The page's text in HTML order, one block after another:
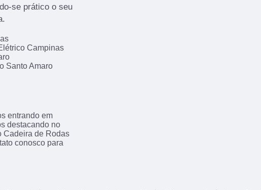
se prático o seu
Campinas
Santo Amaro
entrando em
destacando no
Cadeira de Rodas
conosco para